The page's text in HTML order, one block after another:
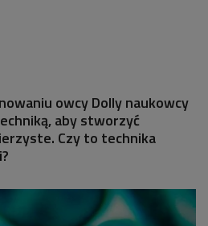
owcy Dolly naukowcy
aby stworzyć
Czy to technika